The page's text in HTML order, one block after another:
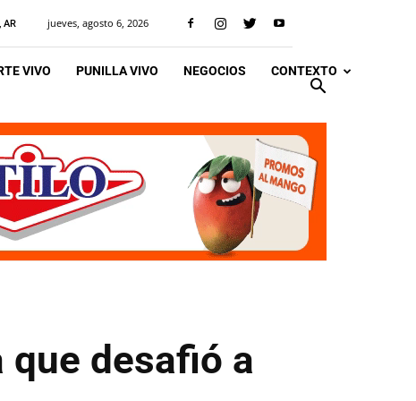
AR jueves, agosto 6, 2026
VIVO PUNILLA VIVO NEGOCIOS CONTEXTO
que desafió a